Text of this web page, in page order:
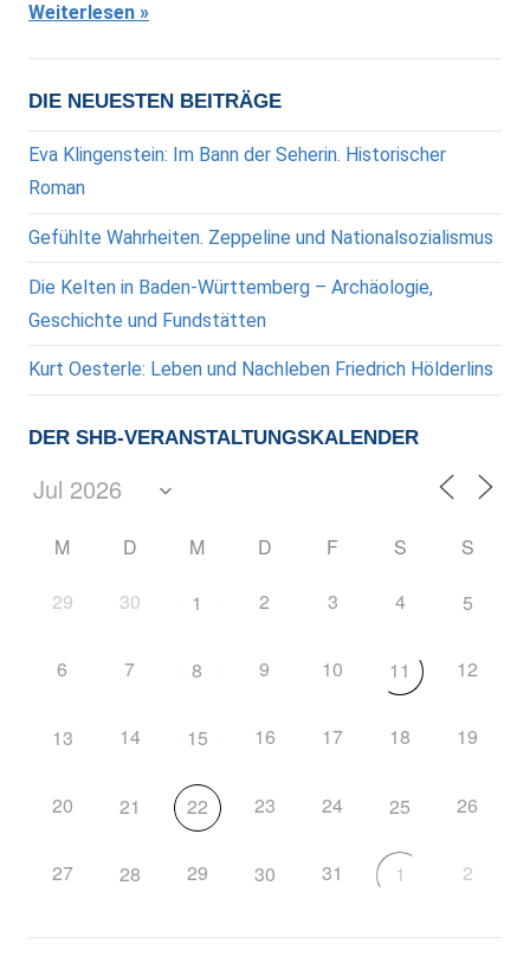
Weiterlesen
DIE NEUESTEN BEITRÄGE
Eva Klingenstein: Im Bann der Seherin. Historischer
Roman
Gefühlte Wahrheiten. Zeppeline und Nationalsozialismus
Die Kelten in Baden-Württemberg – Archäologie,
Geschichte und Fundstätten
Kurt Oesterle: Leben und Nachleben Friedrich Hölderlins
DER SHB-VERANSTALTUNGSKALENDER
M D M D F S S
29 30 1 2 3 4 5
6 7 8 9 10 11 12
13 14 15 16 17 18 19
20 21 22 23 24 25 26
27 28 29 30 31 1 2